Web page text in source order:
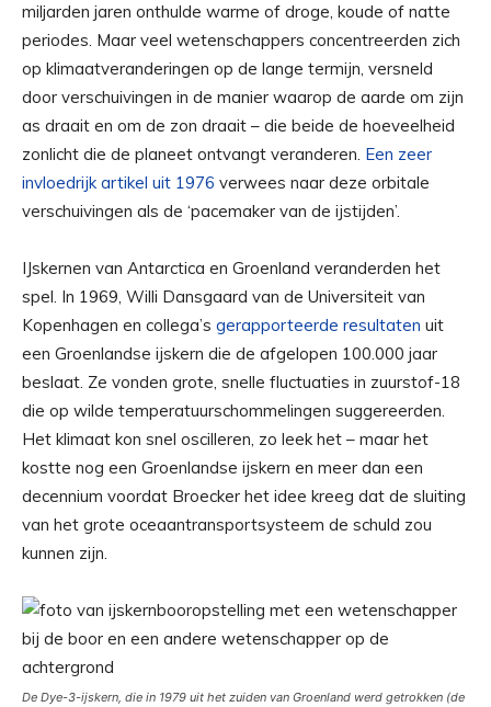
miljarden jaren onthulde warme of droge, koude of natte
periodes. Maar veel wetenschappers concentreerden zich
op klimaatveranderingen op de lange termijn, versneld
door verschuivingen in de manier waarop de aarde om zijn
as draait en om de zon draait – die beide de hoeveelheid
zonlicht die de planeet ontvangt veranderen. Een zeer
invloedrijk artikel uit 1976 verwees naar deze orbitale
verschuivingen als de ‘pacemaker van de ijstijden’.
IJskernen van Antarctica en Groenland veranderden het
spel. In 1969, Willi Dansgaard van de Universiteit van
Kopenhagen en collega’s gerapporteerde resultaten uit
een Groenlandse ijskern die de afgelopen 100.000 jaar
beslaat. Ze vonden grote, snelle fluctuaties in zuurstof-18
die op wilde temperatuurschommelingen suggereerden.
Het klimaat kon snel oscilleren, zo leek het – maar het
kostte nog een Groenlandse ijskern en meer dan een
decennium voordat Broecker het idee kreeg dat de sluiting
van het grote oceaantransportsysteem de schuld zou
kunnen zijn.
De Dye-3-ijskern, die in 1979 uit het zuiden van Groenland werd getrokken (de